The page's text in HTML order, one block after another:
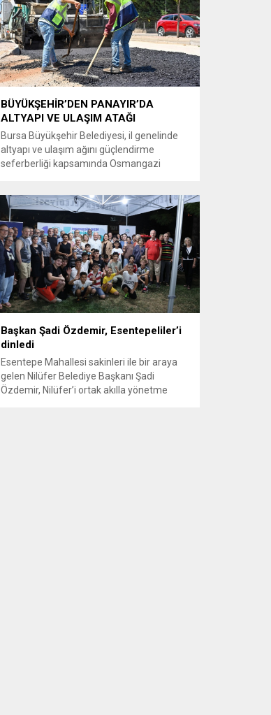
hakkındaki soruşturma kapsamında
Çağlayan’daki İstanbul Adalet Sarayı’na
giderek savcılığa ifade verdi. İfadesinin
ardından adliyeden ayrıldığı bildirildi.
Programdaki sözleri ve savunması...
BÜYÜKŞEHİR’DEN PANAYIR’DA
ALTYAPI VE ULAŞIM ATAĞI
Bursa Büyükşehir Belediyesi, il genelinde
altyapı ve ulaşım ağını güçlendirme
seferberliği kapsamında Osmangazi
Büyükşehir Belediyesi, BUSKİ Genel
Müdürlüğü ve Ulaşım Dairesi Başkanlığı
koordinasyonuyla Osmangazi ilçesine bağlı
Panayır Mahallesi 3’üncü Pınar
Caddesi’nde altyapı ve üstyapıyı yenileme
çalışmalarında sona yaklaştı. Bölgenin en...
Başkan Şadi Özdemir, Esentepeliler’i
dinledi
Esentepe Mahallesi sakinleri ile bir araya
gelen Nilüfer Belediye Başkanı Şadi
Özdemir, Nilüfer’i ortak akılla yönetme